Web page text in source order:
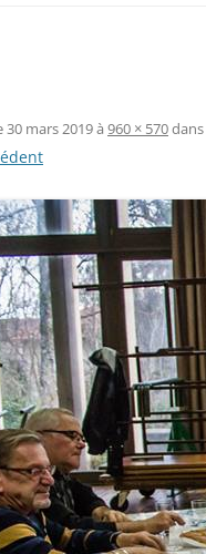
30 mars 2019à 960 × 570dans